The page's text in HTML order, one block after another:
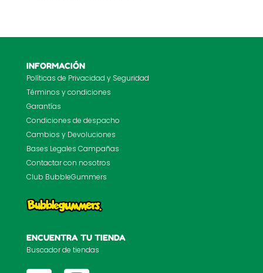
INFORMACIÓN
Políticas de Privacidad y Seguridad
Términos y condiciones
Garantías
Condiciones de despacho
Cambios y Devoluciones
Bases Legales Campañas
Contactar con nosotros
Club BubbleGummers
ENCUENTRA TU TIENDA
Buscador de tiendas